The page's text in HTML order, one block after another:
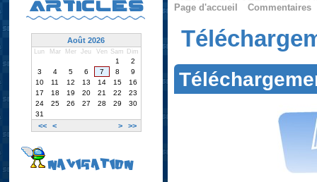
Page d'accueil Commentaires
ARTICLES
Août 2026
Lun Mar Mer Jeu Ven Sam Dim
<< < > >>
1
2
3
4 5 6 7 8
9
10
11 12 13 14 15
16
17
18 19 20 21 22
23
24
25 26 27 28 29
30
31
NAVIGATION